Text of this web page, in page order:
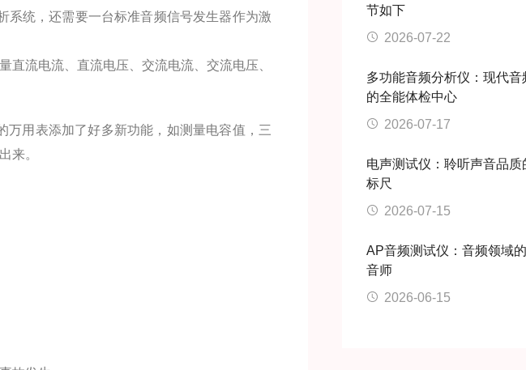
系统，还需要一台标准音频信号发生器作为激
流电流、直流电压、交流电流、交流电压、
用表添加了好多新功能，如测量电容值，三
来。
节如下
2026-07-22
多功能音频分析仪：现代音
的全能体检中心
2026-07-17
电声测试仪：聆听声音品质
标尺
2026-07-15
AP音频测试仪：音频领域
音师
2026-06-15